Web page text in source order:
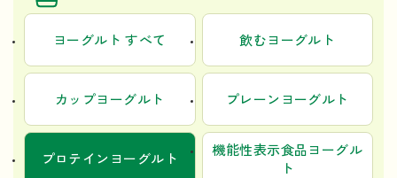
ヨーグルト すべて 飲むヨーグルト
カップヨーグルト プレーンヨーグルト
プロテインヨーグルト
機能性表示食品ヨーグル
ト